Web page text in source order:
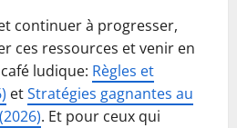
continuer à progresser,
ces ressources et venir en
ludique: Règles et
etStratégies gagnantes au
. Et pour ceux qui